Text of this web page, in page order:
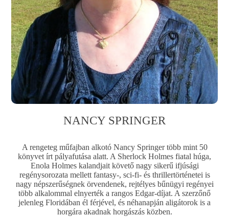
NANCY SPRINGER
A rengeteg műfajban alkotó Nancy Springer több mint 50
könyvet írt pályafutása alatt. A Sherlock Holmes fiatal húga,
Enola Holmes kalandjait követő nagy sikerű ifjúsági
regénysorozata mellett fantasy-, sci-fi- és thrillertörténetei is
nagy népszerűségnek örvendenek, rejtélyes bűnügyi regényei
több alkalommal elnyerték a rangos Edgar-díjat. A szerzőnő
jelenleg Floridában él férjével, és néhanapján aligátorok is a
horgára akadnak horgászás közben.